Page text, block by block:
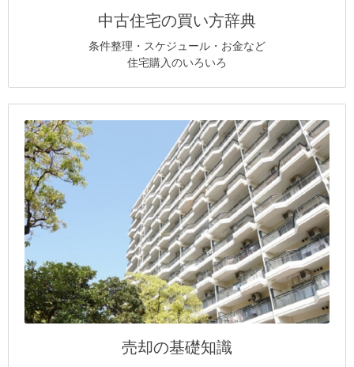
中古住宅の買い方辞典
条件整理・スケジュール・お金など
住宅購入のいろいろ
売却の基礎知識